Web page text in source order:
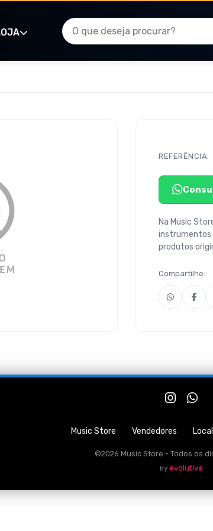
REFERÊNCIA:
Na Music
instrumentos
produtos
Compartilhe:
Music Store Vendedores
©2026 Music Store - Todos os
by evolutiva